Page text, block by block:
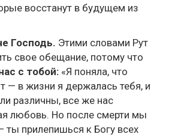
восстанут в будущем из
Господь. Этими словами Рут
свое обещание, потому что
с тобой: «Я поняла, что
— в жизни я держалась тебя, и
различны, все же нас
любовь. Но после смерти мы
прилепишься к Богу всех